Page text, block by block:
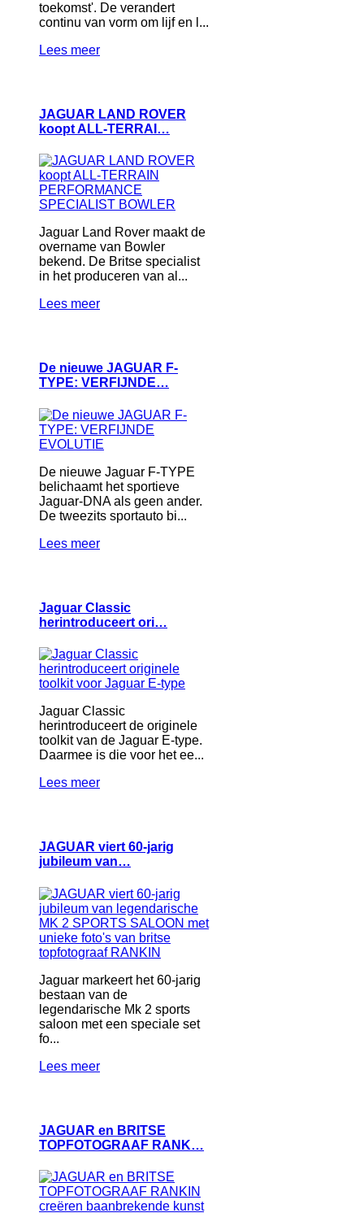
toekomst'. De verandert
continu van vorm om lijf en l...
Lees meer
JAGUAR LAND ROVER
koopt ALL‑TERRAI…
Jaguar Land Rover maakt de
overname van Bowler
bekend. De Britse specialist
in het produceren van al...
Lees meer
De nieuwe JAGUAR F-
TYPE: VERFIJNDE…
De nieuwe Jaguar F-TYPE
belichaamt het sportieve
Jaguar-DNA als geen ander.
De tweezits sportauto bi...
Lees meer
Jaguar Classic
herintroduceert ori…
Jaguar Classic
herintroduceert de originele
toolkit van de Jaguar E-type.
Daarmee is die voor het ee...
Lees meer
JAGUAR viert 60-jarig
jubileum van…
Jaguar markeert het 60-jarig
bestaan van de
legendarische Mk 2 sports
saloon met een speciale set
fo...
Lees meer
JAGUAR en BRITSE
TOPFOTOGRAAF RANK…